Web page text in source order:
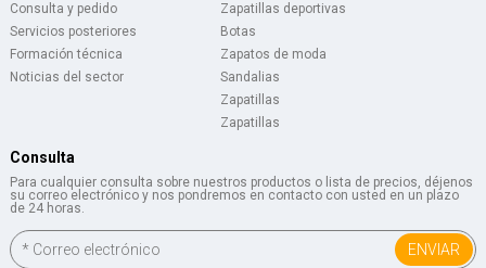
Consulta y pedido
Servicios posteriores
Formación técnica
Noticias del sector
Zapatillas deportivas
Botas
Zapatos de moda
Sandalias
Zapatillas
Zapatillas
Consulta
Para cualquier consulta sobre nuestros productos o lista de precios, déjenos
su correo electrónico y nos pondremos en contacto con usted en un plazo
de 24 horas.
ENVIAR